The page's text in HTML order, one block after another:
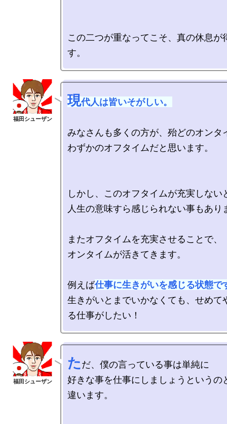
この二つが重なってこそ、真の休息が
現代人は皆いそがしい。
みなさんも多くの方が、殆どのオンタ
わずかのオフタイムだと思います。
しかし、このオフタイムが充実しない
人生の意味すら感じられない事もあり
またオフタイムを充実させることで、
オンタイムが活きてきます。
例えば仕事に生きがいを感じる状態で
生きがいとまでいかなくても、せめて
ただ、僕の言っている事は単純に
好きな事を仕事にしましょうというの
違います。